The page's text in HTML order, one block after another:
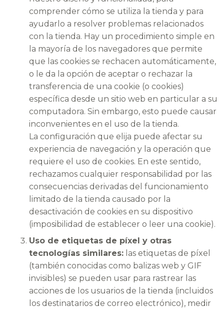
comprender cómo se utiliza la tienda y para
ayudarlo a resolver problemas relacionados
con la tienda. Hay un procedimiento simple en
la mayoría de los navegadores que permite
que las cookies se rechacen automáticamente,
o le da la opción de aceptar o rechazar la
transferencia de una cookie (o cookies)
específica desde un sitio web en particular a su
computadora. Sin embargo, esto puede causar
inconvenientes en el uso de la tienda.
La configuración que elija puede afectar su
experiencia de navegación y la operación que
requiere el uso de cookies. En este sentido,
rechazamos cualquier responsabilidad por las
consecuencias derivadas del funcionamiento
limitado de la tienda causado por la
desactivación de cookies en su dispositivo
(imposibilidad de establecer o leer una cookie).
Uso de etiquetas de píxel y otras
tecnologías similares: las etiquetas de píxel
(también conocidas como balizas web y GIF
invisibles) se pueden usar para rastrear las
acciones de los usuarios de la tienda (incluidos
los destinatarios de correo electrónico), medir